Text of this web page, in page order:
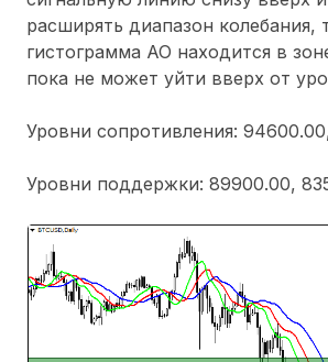
расширять диапазон колебания,
гистограмма АО находится в
пока не может уйти вверх от
Уровни сопротивления:
Уровни поддержки: 89900.00,